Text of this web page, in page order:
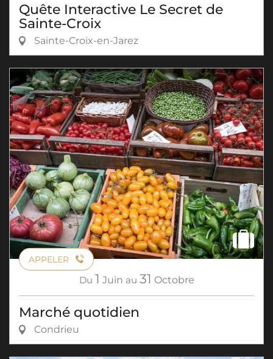
Quête Interactive Le Secret de
Sainte-Croix
Sainte-Croix-en-Jarez
APPELER
Du 1 Juin au 31 Octobre
Marché quotidien
Condrieu